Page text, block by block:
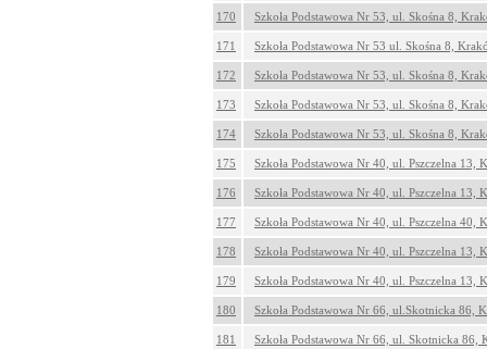
170 Szkoła Podstawowa Nr 53, ul. Skośna 8,
171 Szkoła Podstawowa Nr 53 ul. Skośna 8,
172 Szkoła Podstawowa Nr 53, ul. Skośna 8,
173 Szkoła Podstawowa Nr 53, ul. Skośna 8,
174 Szkoła Podstawowa Nr 53, ul. Skośna 8,
175 Szkoła Podstawowa Nr 40, ul. Pszczelna 13,
176 Szkoła Podstawowa Nr 40, ul. Pszczelna 13,
177 Szkoła Podstawowa Nr 40, ul. Pszczelna 40,
178 Szkoła Podstawowa Nr 40, ul. Pszczelna 13,
179 Szkoła Podstawowa Nr 40, ul. Pszczelna 13,
180 Szkoła Podstawowa Nr 66, ul.Skotnicka 86,
181 Szkoła Podstawowa Nr 66, ul. Skotnicka 86,